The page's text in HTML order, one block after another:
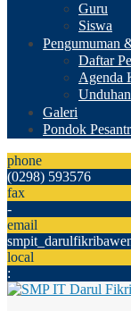
Guru
Siswa
Pengumuman
Daftar
Agenda
Unduhan
Galeri
Pondok
phone
(0298) 593576
fax
-
email
local
: